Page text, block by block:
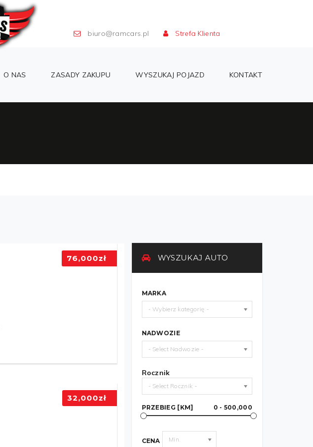
biuro@ramcars.pl Strefa Klienta
O NAS ZASADY ZAKUPU WYSZUKAJ POJAZD KONTAKT
76,000zł
32,000zł
WYSZUKAJ AUTO
MARKA
- Wybierz kategorię -
NADWOZIE
- Select Nadwozie -
Rocznik
- Select Rocznik -
PRZEBIEG [KM] 0 - 500,000
CENA Min.